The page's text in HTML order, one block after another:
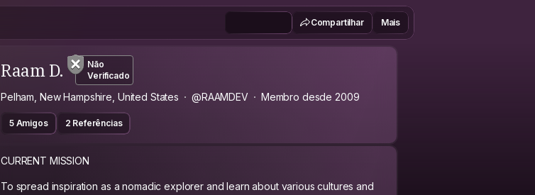
Compartilhar Mais
Raam D.
Não
Verificado
Pelham, New Hampshire, United States @RAAMDEV Membro desde 2009
5 Amigos 2 Referências
CURRENT MISSION
To spread inspiration as a nomadic explorer and learn about various cultures and